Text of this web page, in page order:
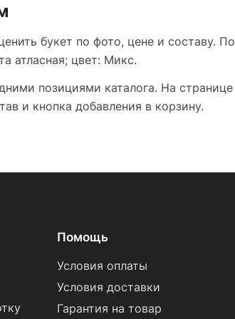
букет по фото, цене и составу. По
атласная; цвет: Микс.
позициями каталога. На странице
и кнопка добавления в корзину.
Помощь
Условия оплаты
Условия доставки
Гарантия на товар